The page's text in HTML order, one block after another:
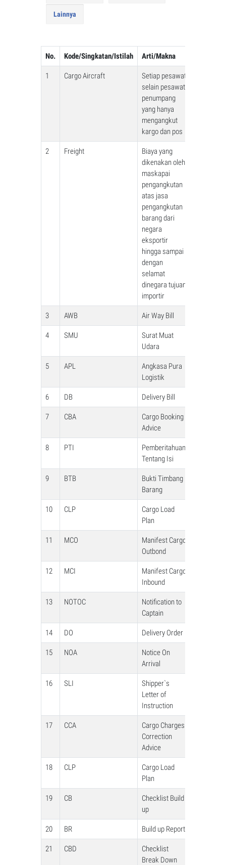
Live Animal
Dangerous Goods
Human Remains
Pergudangan
Logistik
Daftar Istilah Cargo
Tracking
Manajemen
Panduan Identitas
Lainnya
No. Kode/Singkatan/Istilah Arti/Makna
1 Cargo Aircraft
Setiap pesawat
selain pesawat
penumpang
yang hanya
mengangkut
kargo dan pos
2 Freight
Biaya yang
dikenakan oleh
maskapai
pengangkutan
atas jasa
pengangkutan
barang dari
negara
eksportir
hingga sampai
dengan
selamat
dinegara tujuan
importir
3 AWB Air Way Bill
4 SMU
Surat Muat
Udara
5 APL
Angkasa Pura
Logistik
6 DB Delivery Bill
7 CBA
Cargo Booking
Advice
8 PTI
Pemberitahuan
Tentang Isi
9 BTB
Bukti Timbang
Barang
10 CLP
Cargo Load
Plan
11 MCO
Manifest Cargo
Outbond
12 MCI
Manifest Cargo
Inbound
13 NOTOC
Notification to
Captain
14 DO Delivery Order
15 NOA
Notice On
Arrival
16 SLI
Shipper`s
Letter of
Instruction
17 CCA
Cargo Charges
Correction
Advice
18 CLP
Cargo Load
Plan
19 CB
Checklist Build
up
20 BR Build up Report
21 CBD
Checklist
Break Down